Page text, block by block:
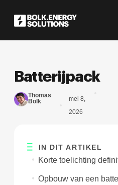
Batterijpack
Thomas
Bolk
mei 8,
2026
IN DIT ARTIKEL
Korte toelichting
Opbouw van een